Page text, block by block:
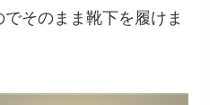
そのまま靴下を履けま